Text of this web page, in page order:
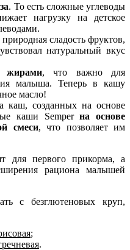
. То есть сложные углеводы
нагрузку на детское
сладость фруктов,
натуральный вкус
жирами, что важно для
малыша. Теперь в кашу
масло!
каш, созданных на основе
каши Semperна основе
смеси, что позволяет им
для первого прикорма, а
рациона малышей
с безглютеновых круп,
;
.